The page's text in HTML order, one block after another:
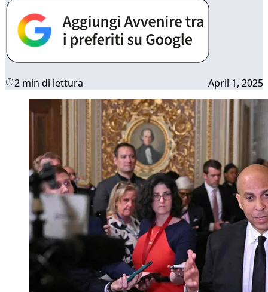
2 min di lettura April 1, 2025